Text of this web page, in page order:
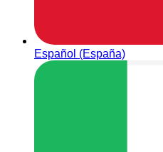
Español (España)